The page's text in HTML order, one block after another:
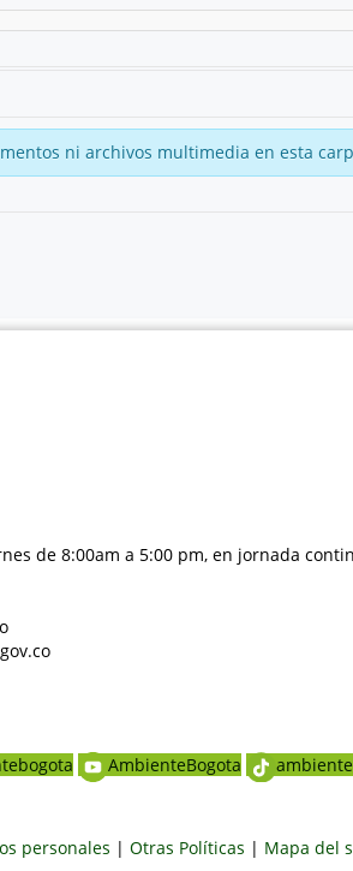
ni archivos multimedia en esta
de 8:00am a 5:00 pm, en jornada
AmbienteBogota
personales | Otras Políticas | Mapa del